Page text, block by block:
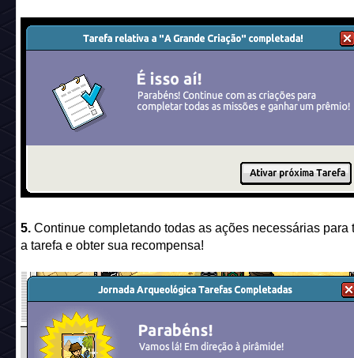
5. Continue completando todas as ações necessárias para
a tarefa e obter sua recompensa!